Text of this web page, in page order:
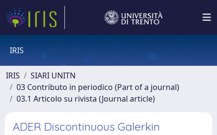
IRIS
IRIS
SIARI UNITN
03 Contributo in periodico (Part of a journal)
03.1 Articolo su rivista (Journal article)
ADER Discontinuous Galerkin